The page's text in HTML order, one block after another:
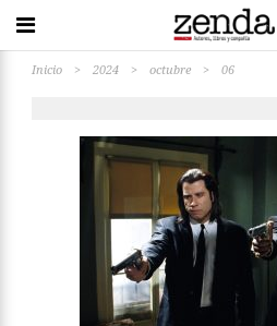
Inicio > 2024 > octubre > 06